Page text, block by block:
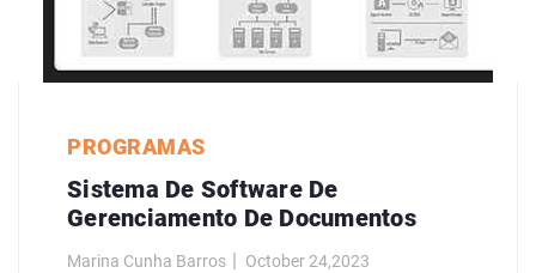
PROGRAMAS
Sistema De Software De
Gerenciamento De Documentos
Marina Cunha Barros October 24,2023